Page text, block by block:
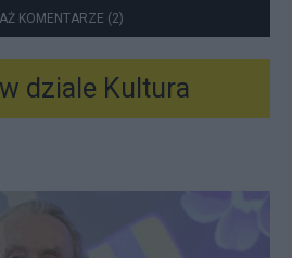
KOMENTARZE (2)
dziale Kultura